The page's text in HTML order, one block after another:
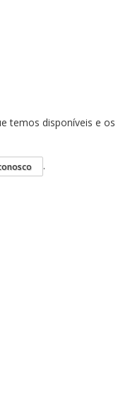
temos disponíveis e os
.